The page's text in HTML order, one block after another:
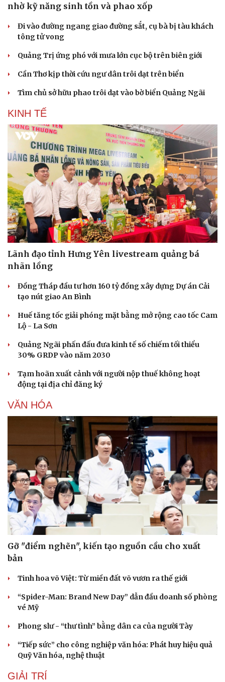
Văn hóa
Sân khấu - Điện ảnh
Văn học
Âm nhạc
Nghệ sĩ
Thời trang
nhờ kỹ năng sinh tồn và phao xốp
Đi vào đường ngang giao đường sắt, cụ bà bị tàu khách
tông tử vong
Quảng Trị ứng phó với mưa lớn cục bộ trên biên giới
Cần Thơ kịp thời cứu ngư dân trôi dạt trên biển
Tìm chủ sở hữu phao trôi dạt vào bờ biển Quảng Ngãi
KINH TẾ
Lãnh đạo tỉnh Hưng Yên livestream quảng bá
nhãn lồng
Đồng Tháp đầu tư hơn 160 tỷ đồng xây dựng Dự án Cải
tạo nút giao An Bình
Huế tăng tốc giải phóng mặt bằng mở rộng cao tốc Cam
Lộ - La Sơn
Quảng Ngãi phấn đấu đưa kinh tế số chiếm tối thiểu
30% GRDP vào năm 2030
Tạm hoãn xuất cảnh với người nộp thuế không hoạt
động tại địa chỉ đăng ký
VĂN HÓA
Gỡ "điểm nghẽn", kiến tạo nguồn cầu cho xuất
bản
Tinh hoa võ Việt: Từ miền đất võ vươn ra thế giới
“Spider-Man: Brand New Day” dẫn đầu doanh số phòng
vé Mỹ
Phong slư - “thư tình” bằng dân ca của người Tày
“Tiếp sức” cho công nghiệp văn hóa: Phát huy hiệu quả
Quỹ Văn hóa, nghệ thuật
GIẢI TRÍ